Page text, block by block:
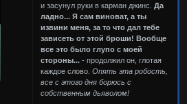
и засунул руки в карман джинс.Да
ладно... Я сам виноват, а ты
извини меня, за то что дал тебе
зависеть от этой броши! Вообще
все это было глупо с моей
стороны... - продолжил он, глотая
каждое слово.Опять эта робость,
все с этого дня борюсь с
собственным дьяволом!